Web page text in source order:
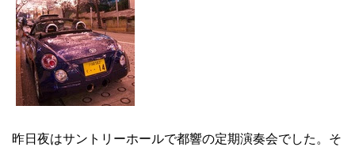
昨日夜はサントリーホールで都響の定期演奏会でした。そ